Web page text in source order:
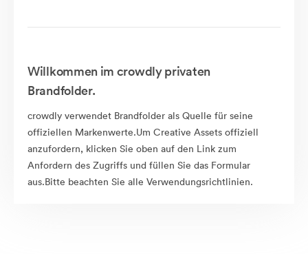
Willkommen im crowdly privaten
Brandfolder.
crowdly verwendet Brandfolder als Quelle für seine
offiziellen Markenwerte.Um Creative Assets offiziell
anzufordern, klicken Sie oben auf den Link zum
Anfordern des Zugriffs und füllen Sie das Formular
aus.Bitte beachten Sie alle Verwendungsrichtlinien.